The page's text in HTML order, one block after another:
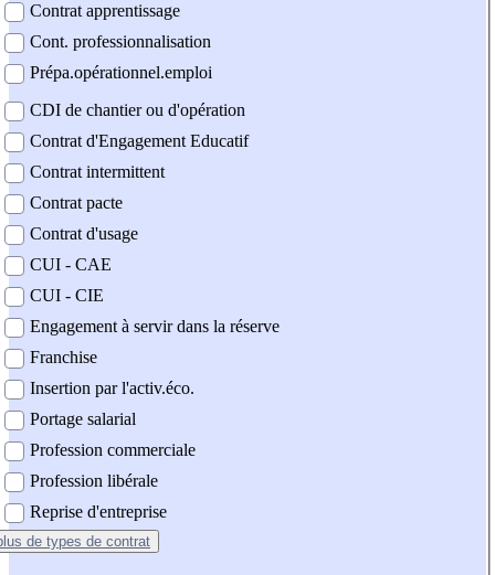
Contrat apprentissage
Cont. professionnalisation
Prépa.opérationnel.emploi
CDI de chantier ou d'opération
Contrat d'Engagement Educatif
Contrat intermittent
Contrat pacte
Contrat d'usage
CUI - CAE
CUI - CIE
Engagement à servir dans la réserve
Franchise
Insertion par l'activ.éco.
Portage salarial
Profession commerciale
Profession libérale
Reprise d'entreprise
de types de contrat